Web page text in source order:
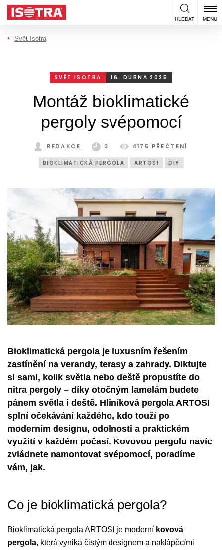
Přeskočit na obsah
HLEDAT MENU
Svět Isotra
SVĚT ISOTRA 16. DUBNA 2025
Montáž bioklimatické
pergoly svépomocí
REDAKCE 3 4175 PŘEČTENÍ
BIOKLIMATICKÁ PERGOLA ARTOSI DIY
Bioklimatická pergola je luxusním řešením
zastínění na verandy, terasy a zahrady. Diktujte
si sami, kolik světla nebo deště propustíte do
nitra pergoly – díky otočným lamelám budete
pánem světla i deště. Hliníková pergola ARTOSI
splní očekávání každého, kdo touží po
moderním designu, odolnosti a praktickém
využití v každém počasí. Kovovou pergolu navíc
zvládnete namontovat svépomocí, poradíme
vám, jak.
Co je bioklimatická pergola?
Bioklimatická pergola ARTOSI je moderní kovová
pergola, která vyniká čistým designem a naklápěcími